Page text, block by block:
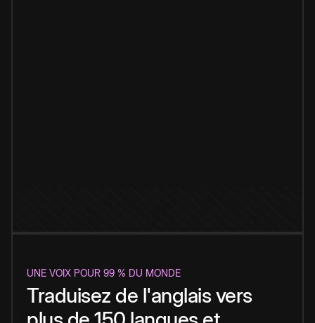
UNE VOIX POUR 99 % DU MONDE
Traduisez de l'anglais vers